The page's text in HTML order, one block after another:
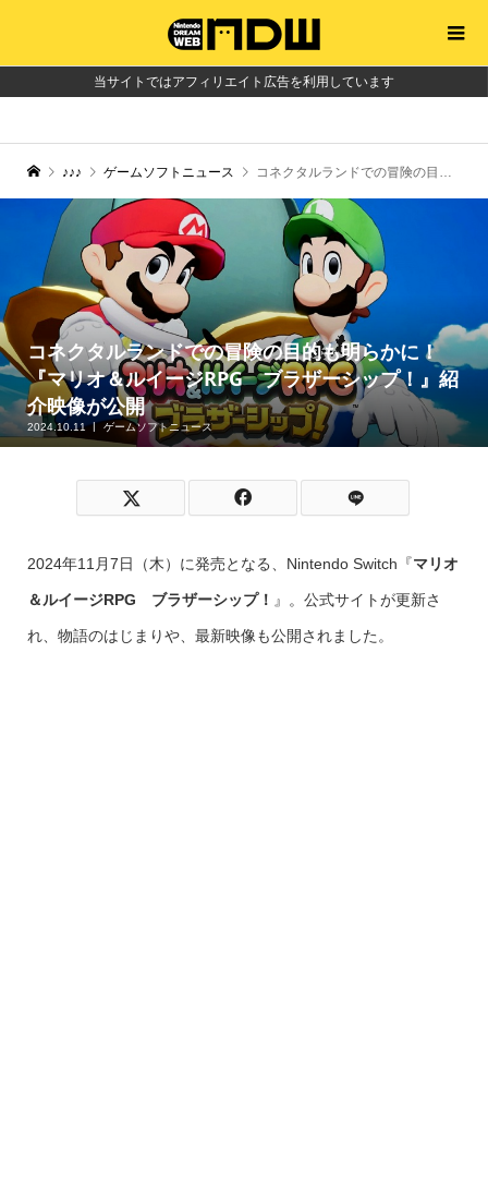
当サイトではアフィリエイト広告を利用しています
♪♪♪ ゲームソフトニュース コネクタルランドでの冒険の目的も明らかに！『マリオ＆ルイージRPG ブラザーシップ！』紹介映像が公開
コネクタルランドでの冒険の目的も明らかに！
『マリオ＆ルイージRPG ブラザーシップ！』紹
介映像が公開
2024.10.11 ゲームソフトニュース
2024年11月7日（木）に発売となる、Nintendo Switch『マリオ
＆ルイージRPG ブラザーシップ！ 』。公式サイトが更新さ
れ、物語のはじまりや、最新映像も公開されました。